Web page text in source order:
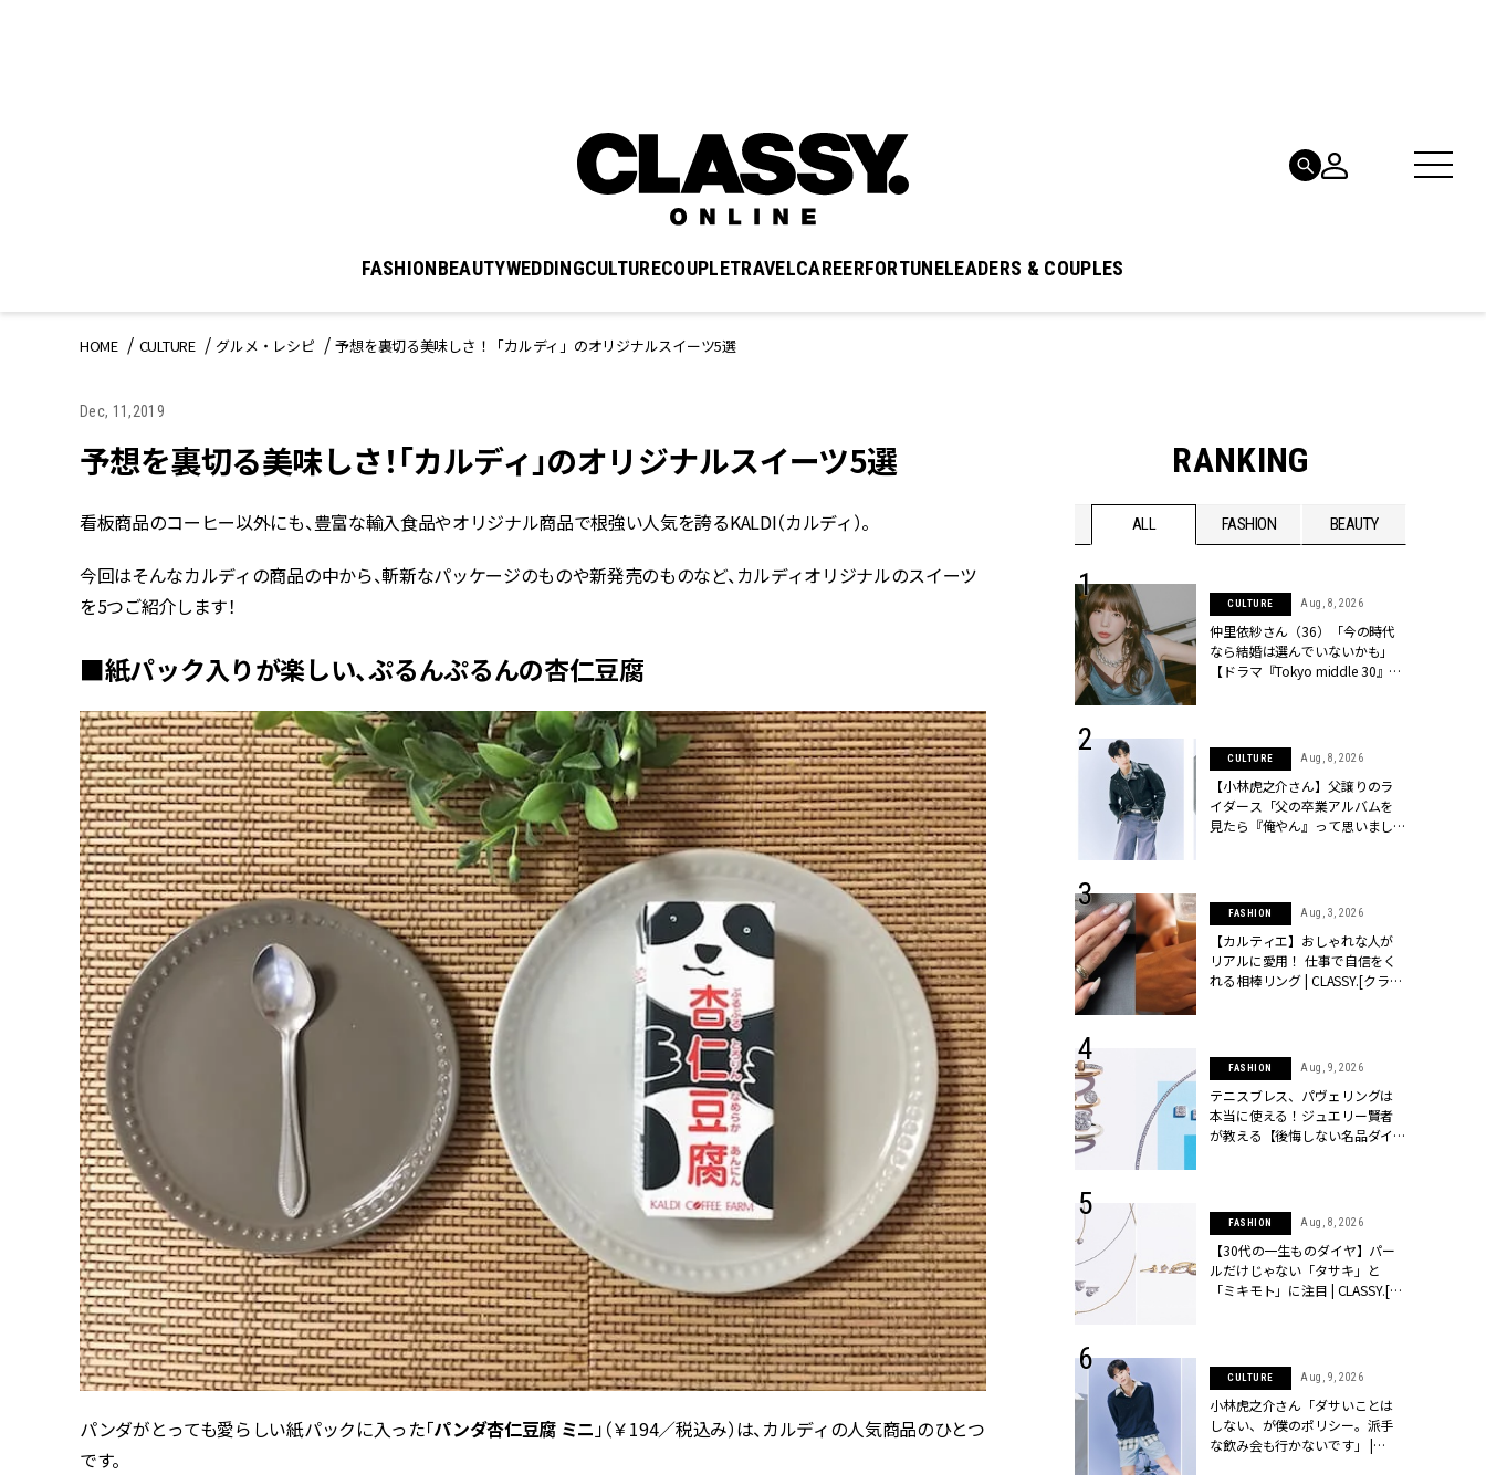
FASHIONBEAUTYWEDDINGCULTURECOUPLETRAVELCAREERFORTUNELEADERS & COUPLES
HOME CULTURE グルメ・レシピ 予想を裏切る美味しさ！「カルディ」のオリジナルスイーツ5選
Dec, 11,2019
予想を裏切る美味しさ！「カルディ」のオリジナルスイーツ5選
看板商品のコーヒー以外にも、豊富な輸入食品やオリジナル商品で根強い人気を誇るKALDI（カルディ）。
今回はそんなカルディの商品の中から、斬新なパッケージのものや新発売のものなど、カルディオリジナルのスイーツ
を5つご紹介します！
■紙パック入りが楽しい、ぷるんぷるんの杏仁豆腐
パンダがとっても愛らしい紙パックに入った「パンダ杏仁豆腐 ミニ」（￥194／税込み）は、カルディの人気商品のひとつ
です。
RANKING
ALL FASHION BEAUTY
イテムで唇をもっと美しく |
BEAUTY Aug, 7, 2026
【UV下地】酷暑に頼れる！
2,000円台〜3,000円台の名品3選
｜30代美容ライターが正直レビ
ュー | CLASSY.[クラッシィ]
Aug, 8, 2026
“盛りすぎない”がトレンド！
【最旬マスカラ4選】さりげない
ボリュームと絶妙カラー |
CLASSY.[クラッシィ]
Sep, 25, 2025
マルジェラの“レプリカ”に新作
も！注目度急上昇の『フレグラ
ンス』５選 | CLASSY.[クラッシ
BEAUTY Aug, 9, 2026
【毛穴沼からの脱出】みんなが
リアルに行き着いた“アワード総
なめ”の「神コスメ」３選 |
CLASSY.[クラッシィ]
BEAUTY Aug, 8, 2026
ル クラッシュ アプソリュ」の限
定カフェが登場！世界観に没入
WEDDING Mar, 17, 2026
【10万円台から】ラグジュアリ
ーでよりパーソナルな『ブライ
ダルジュエリー』４選 | CLASSY.
[クラッシィ]
WEDDING Feb, 16, 2026
結婚式に黒ドレスはアリ？お呼
ばれで失敗しないコーデ＆マナ
ーを解説 | CLASSY.[クラッシィ]
WEDDING Dec, 14, 2025
【堀田茜さん】2025年秋の挙
式・披露宴の全容をレポート＜
CLASSY.独占取材画像集＞ |
CLASSY.[クラッシィ]
WEDDING Aug, 13, 2025
【結婚指輪】人気ブランドのリ
ング22選｜20〜30代カップルの
エピソードも | CLASSY.[クラッシ
ィ]
WEDDING Jul, 27, 2026
トも】世界に一つだけの指輪が
作れるブライダルフェアを開
CULTURE Aug, 8, 2026
仲里依紗さん（36）「今の時代
なら結婚は選んでいないかも」
【ドラマ『Tokyo middle 30』イ
CULTURE Aug, 8, 2026
【小林虎之介さん】父譲りのラ
イダース「父の卒業アルバムを
見たら『俺やん』って思いまし
FASHION Aug, 3, 2026
【カルティエ】おしゃれな人が
リアルに愛用！ 仕事で自信をく
れる相棒リング | CLASSY.[クラッ
FASHION Aug, 9, 2026
テニスブレス、パヴェリングは
本当に使える！ジュエリー賢者
が教える【後悔しない名品ダイ
FASHION Aug, 8, 2026
【30代の一生ものダイヤ】パー
ルだけじゃない「タサキ」と
「ミキモト」に注目 | CLASSY.[ク
CULTURE Aug, 9, 2026
小林虎之介さん「ダサいことは
しない、が僕のポリシー。派手
な飲み会も行かないです」 |